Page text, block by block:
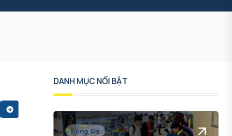
DANH MỤC NỔI BẬT
Bóng Đá